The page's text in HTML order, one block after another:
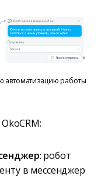
автоматизацию работы
: робот
в мессенджер